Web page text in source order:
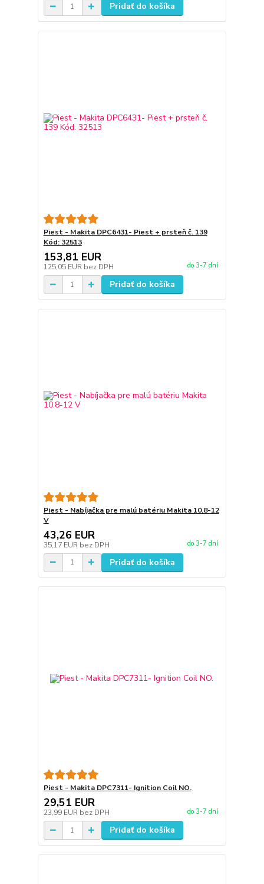
Pridať do košíka
Piest - Makita DPC6431- Piest + prsteň č. 139
Kód: 32513
153,81 EUR
125,05 EUR bez DPH do 3-7 dní
Pridať do košíka
Piest - Nabíjačka pre malú batériu Makita 10.8-12
V
43,26 EUR
35,17 EUR bez DPH do 3-7 dní
Pridať do košíka
Piest - Makita DPC7311- Ignition Coil NO.
29,51 EUR
23,99 EUR bez DPH do 3-7 dní
Pridať do košíka